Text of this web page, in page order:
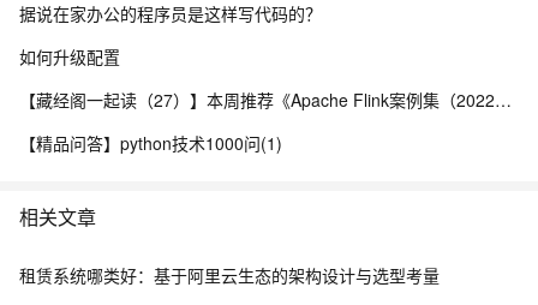
据说在家办公的程序员是这样写代码的？
如何升级配置
【藏经阁一起读（27）】本周推荐《Apache Flink案例集（2022版）》，你有哪些心得？
【精品问答】python技术1000问(1)
相关文章
租赁系统哪类好：基于阿里云生态的架构设计与选型考量